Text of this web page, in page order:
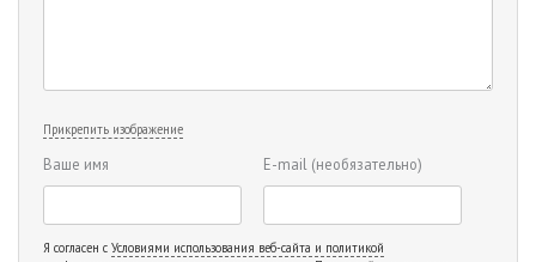
Прикрепить изображение
Ваше имя E-mail (необязательно)
Я согласен с Условиями использования веб-сайта и политикой